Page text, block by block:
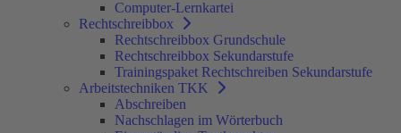
Computer-Lernkartei
Rechtschreibbox
Rechtschreibbox Grundschule
Rechtschreibbox Sekundarstufe
Trainingspaket Rechtschreiben Sekundarstufe
Arbeitstechniken TKK
Abschreiben
Nachschlagen im Wörterbuch